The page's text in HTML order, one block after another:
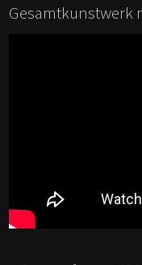
Gesamtkunstwerk